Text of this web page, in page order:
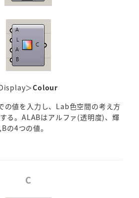
＞Colour
の値を入力し、Lab色空間の考え方
る。ALABはアルファ(透明度)、輝
4つの値。
C